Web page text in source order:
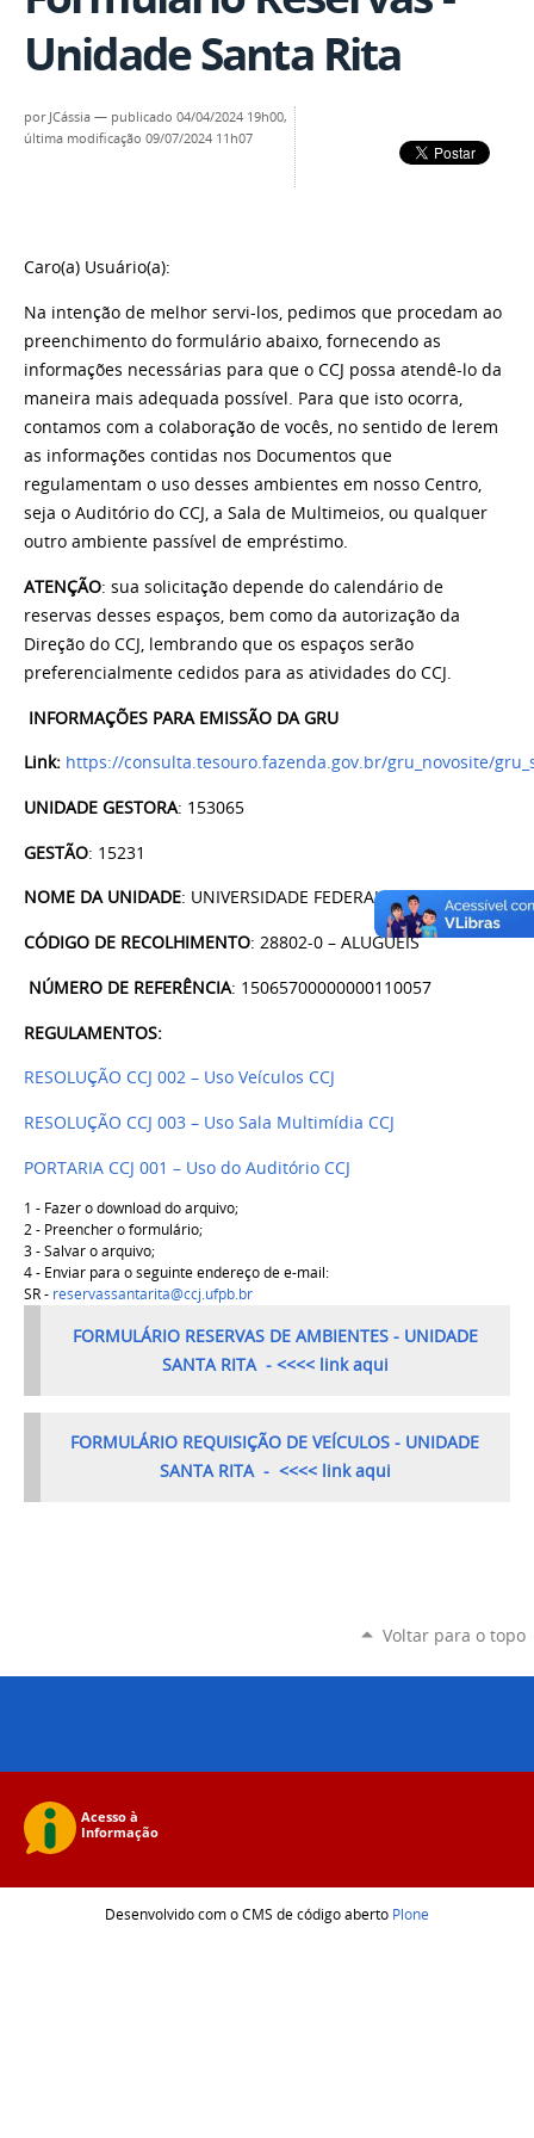
Unidade Santa Rita
por JCássia — publicado 04/04/2024 19h00,
última modificação 09/07/2024 11h07
Caro(a) Usuário(a):
Na intenção de melhor servi-los, pedimos que procedam ao
preenchimento do formulário abaixo, fornecendo as
informações necessárias para que o CCJ possa atendê-lo da
maneira mais adequada possível. Para que isto ocorra,
contamos com a colaboração de vocês, no sentido de lerem
as informações contidas nos Documentos que
regulamentam o uso desses ambientes em nosso Centro,
seja o Auditório do CCJ, a Sala de Multimeios, ou qualquer
outro ambiente passível de empréstimo.
ATENÇÃO: sua solicitação depende do calendário de
reservas desses espaços, bem como da autorização da
Direção do CCJ, lembrando que os espaços serão
preferencialmente cedidos para as atividades do CCJ.
INFORMAÇÕES PARA EMISSÃO DA GRU
Link: https://consulta.tesouro.fazenda.gov.br/gru_novosite/
UNIDADE GESTORA: 153065
GESTÃO: 15231
NOME DA UNIDADE: UNIVERSIDADE FEDERAL DA PARAIBA
CÓDIGO DE RECOLHIMENTO: 28802-0 – ALUGUÉIS
NÚMERO DE REFERÊNCIA: 15065700000000110057
REGULAMENTOS:
RESOLUÇÃO CCJ 002 – Uso Veículos CCJ
RESOLUÇÃO CCJ 003 – Uso Sala Multimídia CCJ
PORTARIA CCJ 001 – Uso do Auditório CCJ
1 - Fazer o download do arquivo;
2 - Preencher o formulário;
3 - Salvar o arquivo;
4 - Enviar para o seguinte endereço de e-mail:
SR - reservassantarita@ccj.ufpb.br
FORMULÁRIO RESERVAS DE AMBIENTES - UNIDADE
SANTA RITA - <<<< link aqui
FORMULÁRIO REQUISIÇÃO DE VEÍCULOS - UNIDADE
SANTA RITA - <<<< link aqui
Voltar para o topo
Desenvolvido com o CMS de código aberto Plone